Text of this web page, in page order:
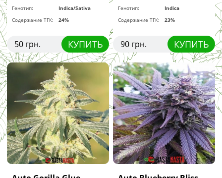
Генотип:
Indica/Sativa
Содержание ТГК:
24%
50 грн. КУПИТЬ
Генотип:
Indica
Содержание ТГК:
23%
90 грн. КУПИТЬ